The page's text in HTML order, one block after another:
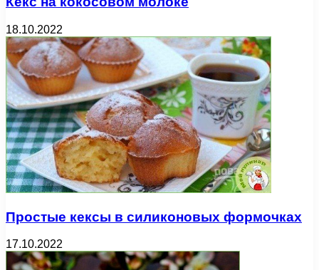
18.10.2022
Простые кексы в силиконовых формочках
17.10.2022